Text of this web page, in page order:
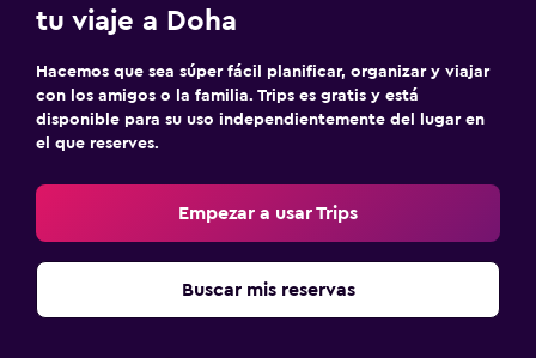
tu viaje a Doha
Hacemos que sea súper fácil planificar, organizar y viajar
con los amigos o la familia. Trips es gratis y está
disponible para su uso independientemente del lugar en
el que reserves.
Empezar a usar Trips
Buscar mis reservas